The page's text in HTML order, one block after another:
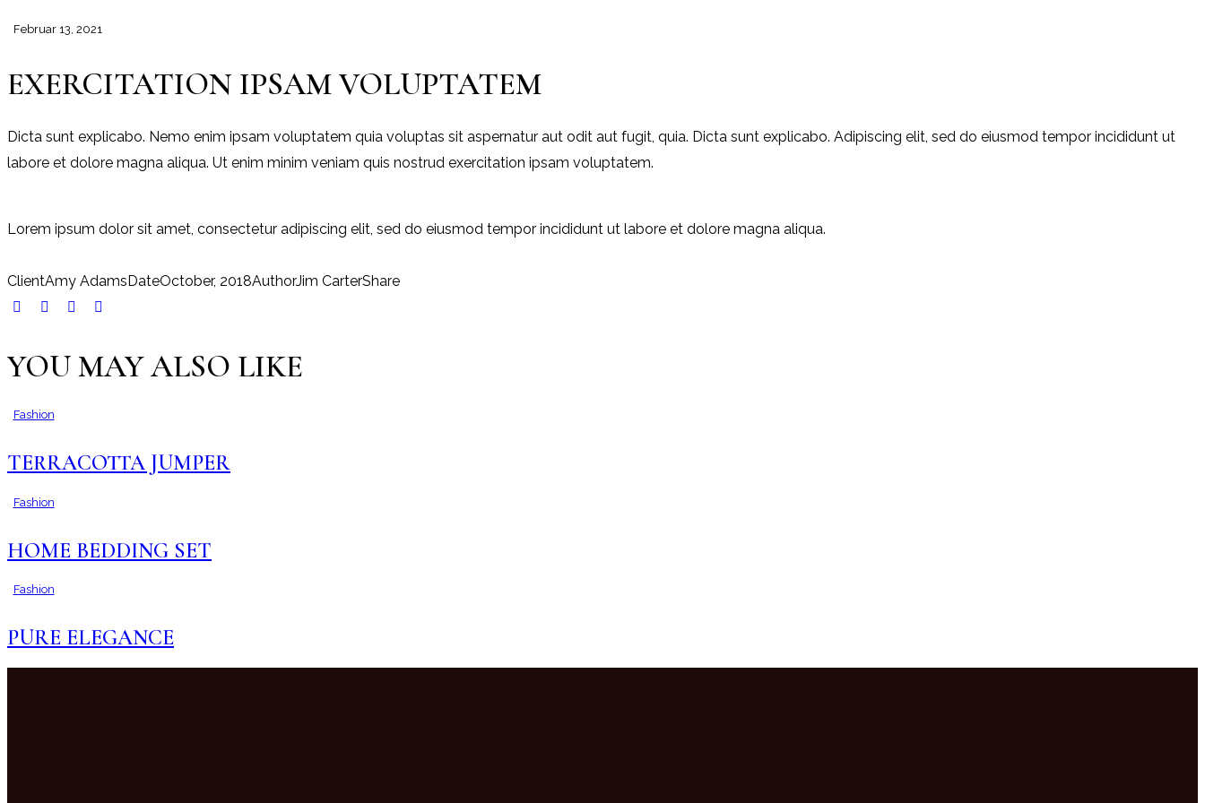
Februar 13, 2021
EXERCITATION IPSAM VOLUPTATEM
Dicta sunt explicabo. Nemo enim ipsam voluptatem quia voluptas sit aspernatur aut odit aut fugit, quia. Dicta sunt explicabo. Adipiscing elit, sed do eiusmod tempor incididunt ut
labore et dolore magna aliqua. Ut enim minim veniam quis nostrud exercitation ipsam voluptatem.
Lorem ipsum dolor sit amet, consectetur adipiscing elit, sed do eiusmod tempor incididunt ut labore et dolore magna aliqua.
ClientAmy AdamsDateOctober, 2018AuthorJim CarterShare
YOU MAY ALSO LIKE
Fashion
TERRACOTTA JUMPER
Fashion
HOME BEDDING SET
Fashion
PURE ELEGANCE